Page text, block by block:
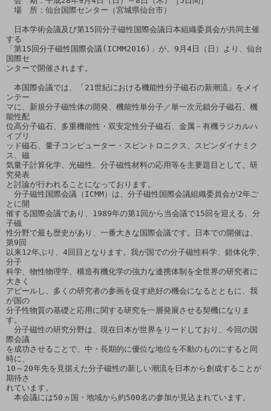
場　所：仙台国際センター（宮城県仙台市）
日本学術会議及び第15回分子磁性国際会議日本組織委員会が共同主催
する
「第15回分子磁性国際会議(ICMM2016)」が、9月4日（日）より、仙台
国際セ
ンターで開催されます。
本国際会議では、「21世紀における機能性分子磁石の新潮流」をメイ
ンテー
マに、新規分子磁性体の開発、機能性単分子／単一次元鎖分子磁石、機
能性配
位高分子磁石、多重機能性・双安定性分子磁石、金属－有機ラジカルハ
イブリ
ッド磁石、量子コンピューター・スピントロニクス、スピンダイナミク
ス、磁
気量子計算化学、光磁性、分子磁性材料の応用等を主要題目として、研
究発表
と討論が行われることになっております。
分子磁性国際会議（ICMM）は、分子磁性国際会議組織委員会が2年ご
とに開
催する国際会議であり、1989年の第1回から当会議で15回を迎える、分
子磁
性分野で最も歴史があり、一番大きな国際会議です。日本での開催は、
第9回
以来12年ぶり、4回目となります。我が国での分子磁性科学、錯体化学、
分子
科学、物性物理学、構造有機化学の強力な連携体制を全世界の研究者に
大きく
アピールし、多くの研究者の参画を促す絶好の機会になるとともに、我
が国の
分子性物質の基礎と応用に関する研究を一層発展させる契機になりま
す。
分子磁性の研究分野は、現在日本が世界をリードしており、今回の国
際会議
を成功させることで、中・長期的に優位な地位を不動のものにすると同
時に、
10～20年先を見据えた分子磁性の新しい潮流を日本から創成することが
期待さ
れています。
本会議には50ヵ国・地域から約500名の参加が見込まれています。